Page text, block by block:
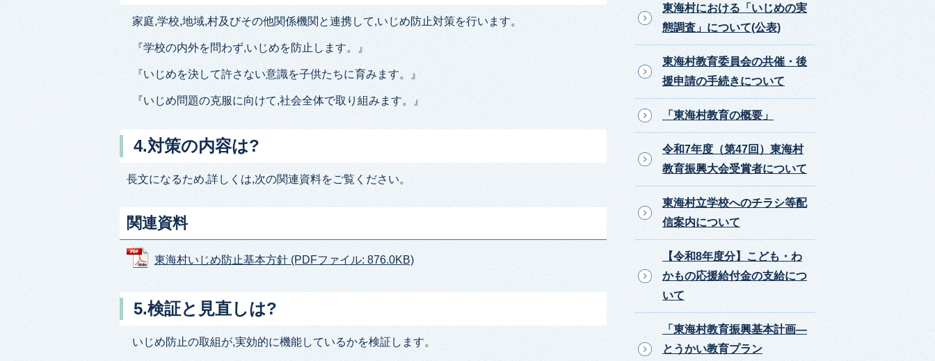
家庭,学校,地域,村及びその他関係機関と連携して,いじめ防止対策を行います。
『学校の内外を問わず,いじめを防止します。』
『いじめを決して許さない意識を子供たちに育みます。』
『いじめ問題の克服に向けて,社会全体で取り組みます。』
4.対策の内容は?
長文になるため,詳しくは,次の関連資料をご覧ください。
関連資料
東海村いじめ防止基本方針 (PDFファイル: 876.0KB)
5.検証と見直しは?
いじめ防止の取組が,実効的に機能しているかを検証します。
東海村における「いじめの実
態調査」について(公表)
東海村教育委員会の共催・後
援申請の手続きについて
「東海村教育の概要」
令和7年度（第47回）東海村
教育振興大会受賞者について
東海村立学校へのチラシ等配
信案内について
【令和8年度分】こども・わ
かもの応援給付金の支給につ
いて
「東海村教育振興基本計画―
とうかい教育プラン